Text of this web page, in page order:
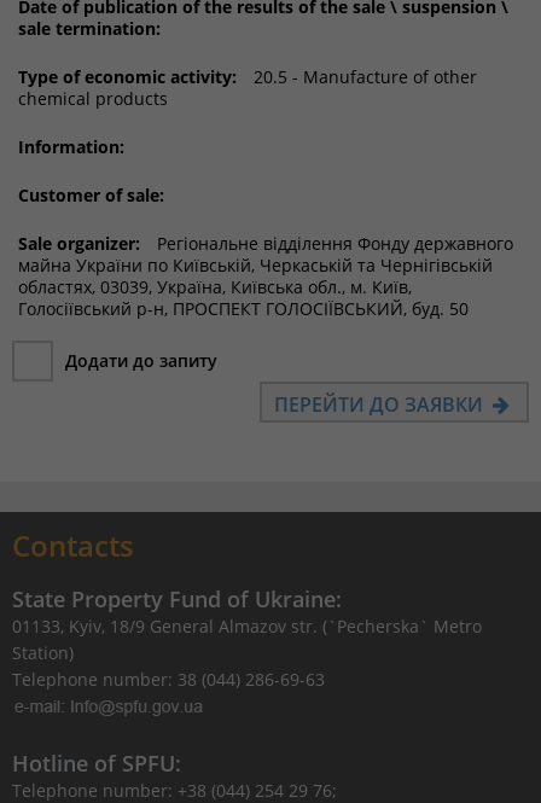
Date of publication of the results of the sale \ suspension \
sale termination:
Type of economic activity:
20.5 - Manufacture of other
chemical products
Information:
Customer of sale:
Sale organizer:
Регіональне відділення Фонду державного
майна України по Київській, Черкаській та Чернігівській
областях, 03039, Україна, Київська обл., м. Київ,
Голосіївський р-н, ПРОСПЕКТ ГОЛОСІЇВСЬКИЙ, буд. 50
Додати до запиту
ПЕРЕЙТИ ДО ЗАЯВКИ
Contacts
State Property Fund of Ukraine:
01133, Kyiv, 18/9 General Almazov str. (`Pecherska` Metro
Station)
Telephone number: 38 (044) 286-69-63
Hotline of SPFU:
Telephone number: +38 (044) 254 29 76;